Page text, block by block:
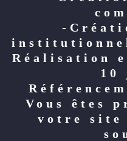
-
Réalisation
10
Vous êtes
votre site